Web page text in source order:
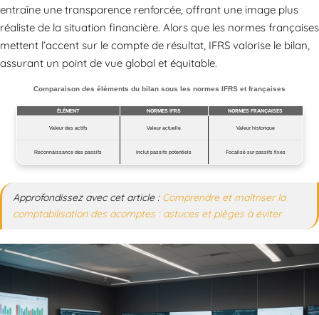
entraîne une transparence renforcée, offrant une image plus
réaliste de la situation financière. Alors que les normes françaises
mettent l’accent sur le compte de résultat, IFRS valorise le bilan,
assurant un point de vue global et équitable.
Comparaison des éléments du bilan sous les normes IFRS et françaises
ÉLÉMENT NORMES IFRS NORMES FRANÇAISES
Valeur des actifs Valeur actuelle Valeur historique
Reconnaissance des passifs Inclut passifs potentiels Focalisé sur passifs fixes
Approfondissez avec cet article : Comprendre et maîtriser la
comptabilisation des acomptes : astuces et pièges à éviter